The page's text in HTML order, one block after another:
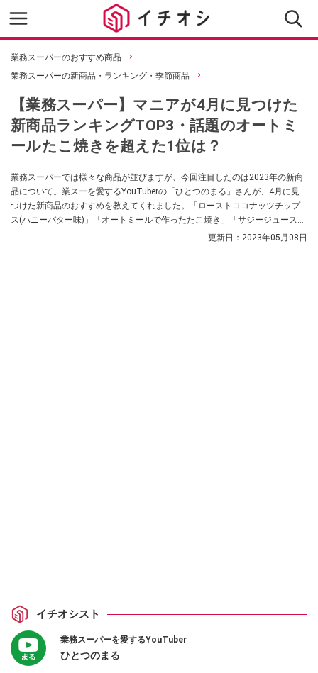
業務スーパーのおすすめ商品
業務スーパーの新商品・ランキング・季節商品
【業務スーパー】マニアが4月に見つけた
新商品ランキングTOP3・話題のオートミ
ールたこ焼きを超えた1位は？
業務スーパーでは様々な商品が並びますが、今回注目したのは2023年の新商
品について。業スーを愛するYouTuberの「ひとつのまる」さんが、4月に見
つけた新商品のおすすめを教えてくれました。「ローストココナッツチップ
ス(ハニーバター味)」「オートミールで作ったたこ焼き」「サジージュース」
の3種類から、おすすめ順にランキング形式でご紹介します。
更新日： 2023年05月08日
イチオシスト
業務スーパーを愛するYouTuber
ひとつのまる